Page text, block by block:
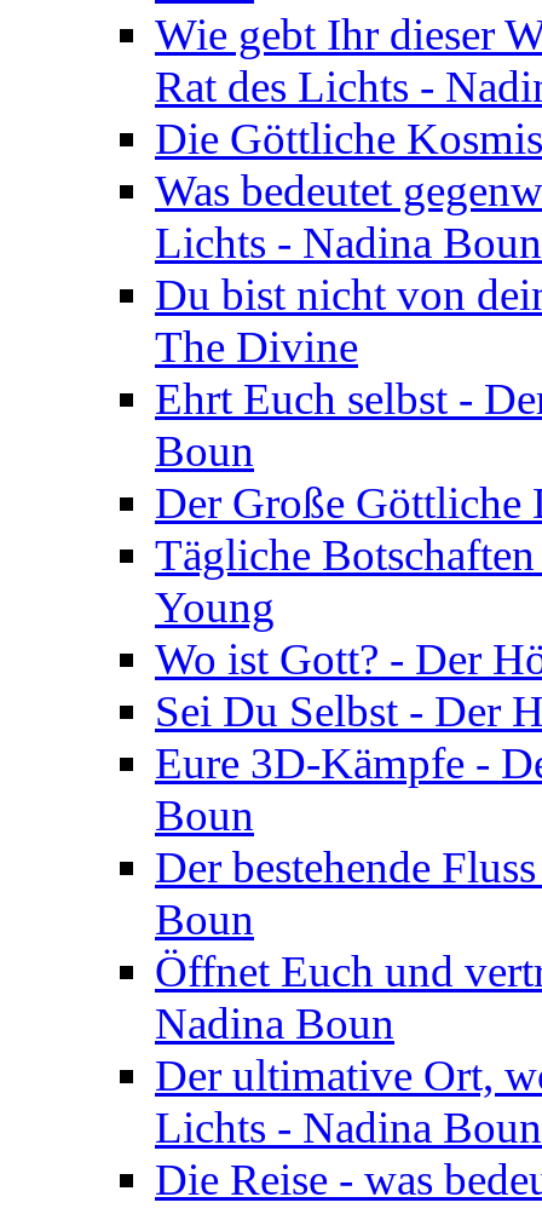
Wie gebt Ihr dieser
Rat des Lichts -
Die Göttliche
Was bedeutet
Lichts - Nadina Boun
Du bist nicht von
The Divine
Ehrt Euch selbst -
Boun
Der Große
Tägliche
Young
Wo ist Gott? - Der
Sei Du Selbst - Der
Eure 3D-Kämpfe -
Boun
Der bestehende
Boun
Öffnet Euch und
Nadina Boun
Der ultimative Ort,
Lichts - Nadina Boun
Die Reise - was